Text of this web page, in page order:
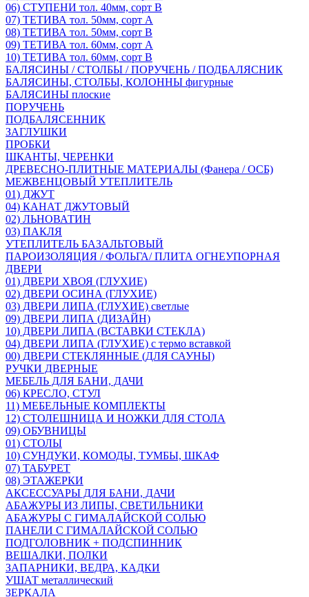
06) СТУПЕНИ тол. 40мм, сорт В
07) ТЕТИВА тол. 50мм, сорт А
08) ТЕТИВА тол. 50мм, сорт В
09) ТЕТИВА тол. 60мм, сорт А
10) ТЕТИВА тол. 60мм, сорт В
БАЛЯСИНЫ / СТОЛБЫ / ПОРУЧЕНЬ / ПОДБАЛЯСНИК
БАЛЯСИНЫ, СТОЛБЫ, КОЛОННЫ фигурные
БАЛЯСИНЫ плоские
ПОРУЧЕНЬ
ПОДБАЛЯСЕННИК
ЗАГЛУШКИ
ПРОБКИ
ШКАНТЫ, ЧЕРЕНКИ
ДРЕВЕСНО-ПЛИТНЫЕ МАТЕРИАЛЫ (Фанера / ОСБ)
МЕЖВЕНЦОВЫЙ УТЕПЛИТЕЛЬ
01) ДЖУТ
04) КАНАТ ДЖУТОВЫЙ
02) ЛЬНОВАТИН
03) ПАКЛЯ
УТЕПЛИТЕЛЬ БАЗАЛЬТОВЫЙ
ПАРОИЗОЛЯЦИЯ / ФОЛЬГА/ ПЛИТА ОГНЕУПОРНАЯ
ДВЕРИ
01) ДВЕРИ ХВОЯ (ГЛУХИЕ)
02) ДВЕРИ ОСИНА (ГЛУХИЕ)
03) ДВЕРИ ЛИПА (ГЛУХИЕ) светлые
09) ДВЕРИ ЛИПА (ДИЗАЙН)
10) ДВЕРИ ЛИПА (ВСТАВКИ СТЕКЛА)
04) ДВЕРИ ЛИПА (ГЛУХИЕ) с термо вставкой
00) ДВЕРИ СТЕКЛЯННЫЕ (ДЛЯ САУНЫ)
РУЧКИ ДВЕРНЫЕ
МЕБЕЛЬ ДЛЯ БАНИ, ДАЧИ
06) КРЕСЛО, СТУЛ
11) МЕБЕЛЬНЫЕ КОМПЛЕКТЫ
12) СТОЛЕШНИЦА И НОЖКИ ДЛЯ СТОЛА
09) ОБУВНИЦЫ
01) СТОЛЫ
10) СУНДУКИ, КОМОДЫ, ТУМБЫ, ШКАФ
07) ТАБУРЕТ
08) ЭТАЖЕРКИ
АКСЕССУАРЫ ДЛЯ БАНИ, ДАЧИ
АБАЖУРЫ ИЗ ЛИПЫ, СВЕТИЛЬНИКИ
АБАЖУРЫ С ГИМАЛАЙСКОЙ СОЛЬЮ
ПАНЕЛИ С ГИМАЛАЙСКОЙ СОЛЬЮ
ПОДГОЛОВНИК + ПОДСПИННИК
ВЕШАЛКИ, ПОЛКИ
ЗАПАРНИКИ, ВЕДРА, КАДКИ
УШАТ металлический
ЗЕРКАЛА